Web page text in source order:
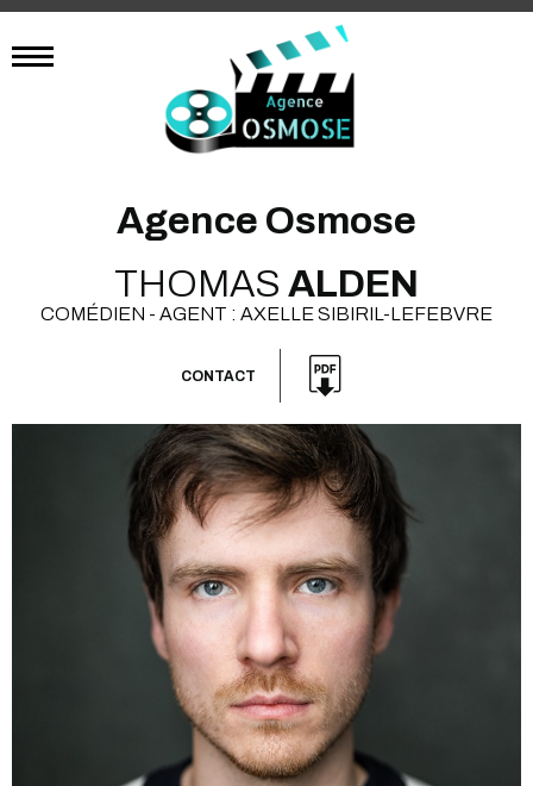
Agence Osmose
THOMAS ALDEN
COMÉDIEN - AGENT : AXELLE SIBIRIL-LEFEBVRE
CONTACT